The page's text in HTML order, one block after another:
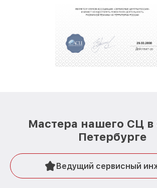
Мастера нашего СЦ в
Петербурге
Ведущий сервисный